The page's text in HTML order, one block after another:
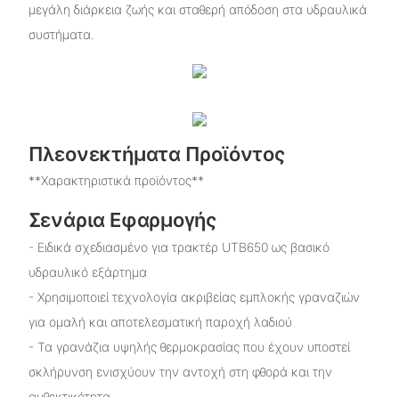
μεγάλη διάρκεια ζωής και σταθερή απόδοση στα υδραυλικά
συστήματα.
Πλεονεκτήματα Προϊόντος
**Χαρακτηριστικά προϊόντος**
Σενάρια Εφαρμογής
- Ειδικά σχεδιασμένο για τρακτέρ UTB650 ως βασικό
υδραυλικό εξάρτημα
- Χρησιμοποιεί τεχνολογία ακριβείας εμπλοκής γραναζιών
για ομαλή και αποτελεσματική παροχή λαδιού
- Τα γρανάζια υψηλής θερμοκρασίας που έχουν υποστεί
σκλήρυνση ενισχύουν την αντοχή στη φθορά και την